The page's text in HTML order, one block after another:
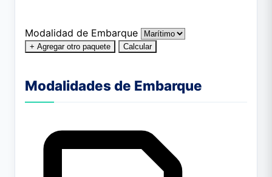
Modalidad de Embarque
+ Agregar otro paquete Calcular
Modalidades de Embarque